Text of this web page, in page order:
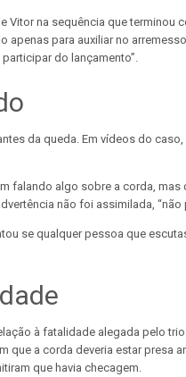
na sequência que terminou
apenas para auxiliar no
do lançamento”.
da queda. Em vídeos do
falando algo sobre a corda, mas
não foi assimilada, “não
se qualquer pessoa que
à fatalidade alegada pelo
que a corda deveria estar presa
que havia checagem.